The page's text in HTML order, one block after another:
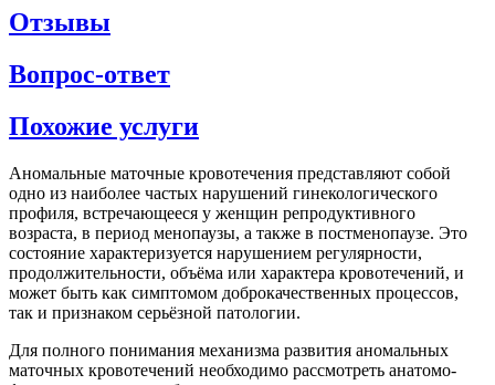
Отзывы
Вопрос-ответ
Похожие услуги
Аномальные маточные кровотечения представляют собой
одно из наиболее частых нарушений гинекологического
профиля, встречающееся у женщин репродуктивного
возраста, в период менопаузы, а также в постменопаузе. Это
состояние характеризуется нарушением регулярности,
продолжительности, объёма или характера кровотечений, и
может быть как симптомом доброкачественных процессов,
так и признаком серьёзной патологии.
Для полного понимания механизма развития аномальных
маточных кровотечений необходимо рассмотреть анатомо-